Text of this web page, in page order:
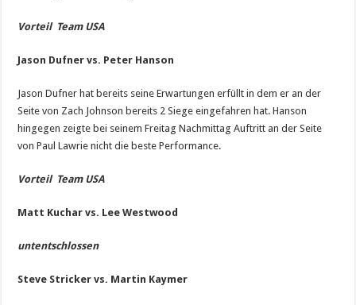
Vorteil Team USA
Jason Dufner vs. Peter Hanson
Jason Dufner hat bereits seine Erwartungen erfüllt in dem er an der
Seite von Zach Johnson bereits 2 Siege eingefahren hat. Hanson
hingegen zeigte bei seinem Freitag Nachmittag Auftritt an der Seite
von Paul Lawrie nicht die beste Performance.
Vorteil Team USA
Matt Kuchar vs. Lee Westwood
untentschlossen
Steve Stricker vs. Martin Kaymer